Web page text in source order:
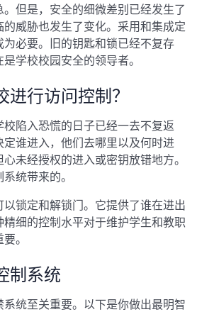
但是，安全的细微差别已经发生了
威胁也发生了变化。采用和集成定
必要。旧的钥匙和锁已经不复存
学校校园安全的领导者。
行访问控制？
陷入恐慌的日子已经一去不复返
谁进入，他们去哪里以及何时进
未经授权的进入或密钥放错地方。
统带来的。
锁定和解锁门。它提供了谁在进出
细的控制水平对于维护学生和教职
。
制系统
统至关重要。以下是你做出最明智